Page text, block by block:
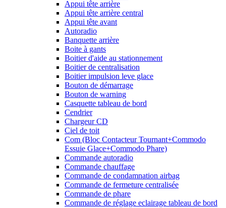
Appui tête arrière
Appui tête arrière central
Appui tête avant
Autoradio
Banquette arrière
Boite à gants
Boitier d'aide au stationnement
Boitier de centralisation
Boitier impulsion leve glace
Bouton de démarrage
Bouton de warning
Casquette tableau de bord
Cendrier
Chargeur CD
Ciel de toit
Com (Bloc Contacteur Tournant+Commodo
Essuie Glace+Commodo Phare)
Commande autoradio
Commande chauffage
Commande de condamnation airbag
Commande de fermeture centralisée
Commande de phare
Commande de réglage eclairage tableau de bord